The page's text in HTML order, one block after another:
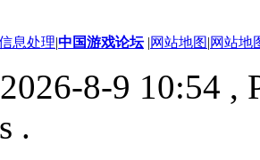
息处理|中国游戏论坛 |网站地图|网站地
8-9 10:54 ,
.